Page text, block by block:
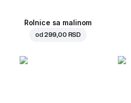
Rolnice sa malinom
od299,00 RSD